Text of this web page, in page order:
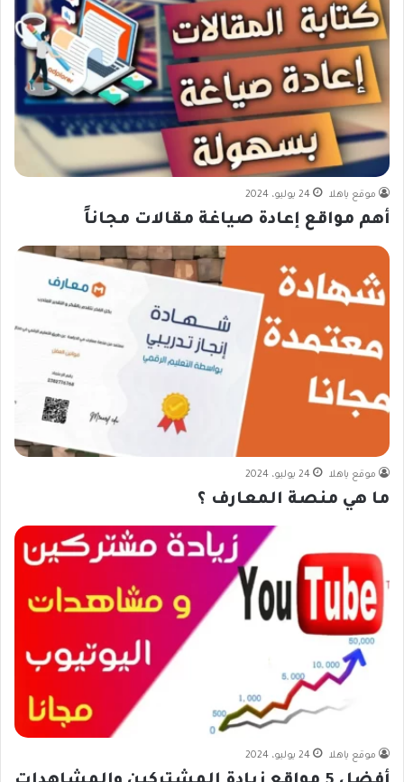
موقع ياهلا 24 يوليو، 2024
أهم مواقع إعادة صياغة مقالات مجاناً
موقع ياهلا 24 يوليو، 2024
ما هي منصة المعارف ؟
موقع ياهلا 24 يوليو، 2024